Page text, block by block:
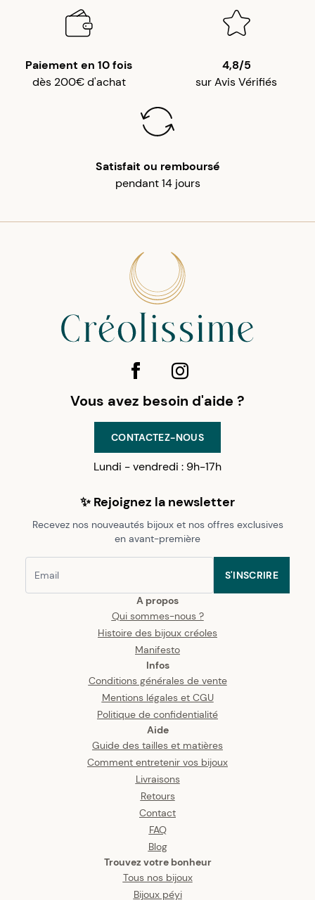
Paiement en 10 fois
dès 200€ d'achat
4,8/5
sur Avis Vérifiés
Satisfait ou remboursé
pendant 14 jours
A propos
Qui sommes-nous ?
Histoire des bijoux créoles
Manifesto
Infos
Conditions générales de vente
Mentions légales et CGU
Politique de confidentialité
Aide
Guide des tailles et matières
Comment entretenir vos bijoux
Livraisons
Retours
Contact
FAQ
Blog
Trouvez votre bonheur
Tous nos bijoux
Bijoux péyi
Vous avez besoin d'aide ?
CONTACTEZ-NOUS
Lundi - vendredi : 9h-17h
✨ Rejoignez la newsletter
Recevez nos nouveautés bijoux et nos offres exclusives
en avant-première
S'INSCRIRE